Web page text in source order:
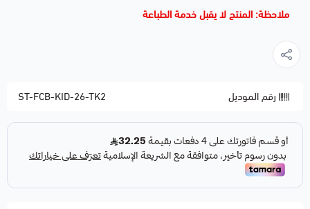
ملاحظة: المنتج لا يقبل خدمة الطباعة
رقم الموديل ST-FCB-KID-26-TK2